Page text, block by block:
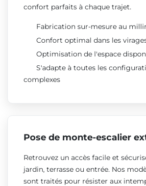
confort parfaits à chaque trajet.
Fabrication sur-mesure au
Confort optimal dans les
Optimisation de l'espace
S'adapte à toutes les
complexes
Pose de monte-escalier
Retrouvez un accès facile et
jardin, terrasse ou entrée. Nos
sont traités pour résister aux